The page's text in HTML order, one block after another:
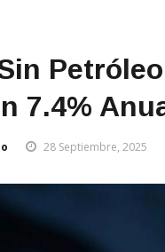
7.4%
28 Septiembre, 2025